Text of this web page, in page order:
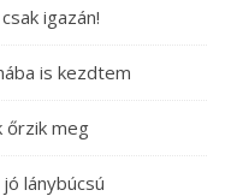
igazán!
is kezdtem
őrzik meg
lánybúcsú